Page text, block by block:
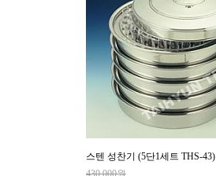
스텐 성찬기 (5단1세트 THS-43)
430,000원